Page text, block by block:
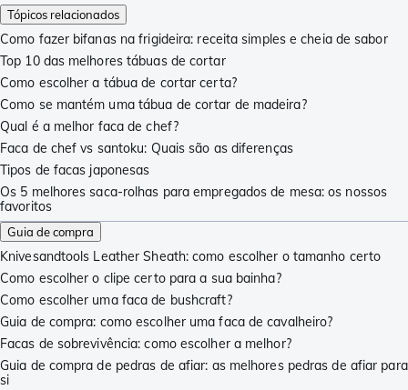
Tópicos relacionados
Como fazer bifanas na frigideira: receita simples e cheia de sabor
Top 10 das melhores tábuas de cortar
Como escolher a tábua de cortar certa?
Como se mantém uma tábua de cortar de madeira?
Qual é a melhor faca de chef?
Faca de chef vs santoku: Quais são as diferenças
Tipos de facas japonesas
Os 5 melhores saca-rolhas para empregados de mesa: os nossos
favoritos
Guia de compra
Knivesandtools Leather Sheath: como escolher o tamanho certo
Como escolher o clipe certo para a sua bainha?
Como escolher uma faca de bushcraft?
Guia de compra: como escolher uma faca de cavalheiro?
Facas de sobrevivência: como escolher a melhor?
Guia de compra de pedras de afiar: as melhores pedras de afiar para
si